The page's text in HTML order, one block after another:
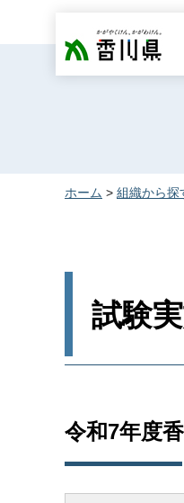
香川県
ホーム > 組織から探
試験
令和7年度